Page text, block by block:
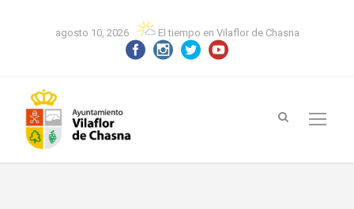
agosto 10, 2026 El tiempo en Vilaflor de Chasna